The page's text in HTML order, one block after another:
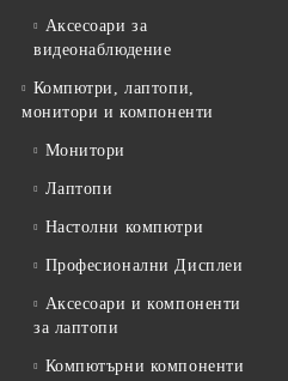
Аксесоари за
видеонаблюдение
Компютри, лаптопи,
монитори и компоненти
Монитори
Лаптопи
Настолни компютри
Професионални Дисплеи
Аксесоари и компоненти
за лаптопи
Компютърни компоненти